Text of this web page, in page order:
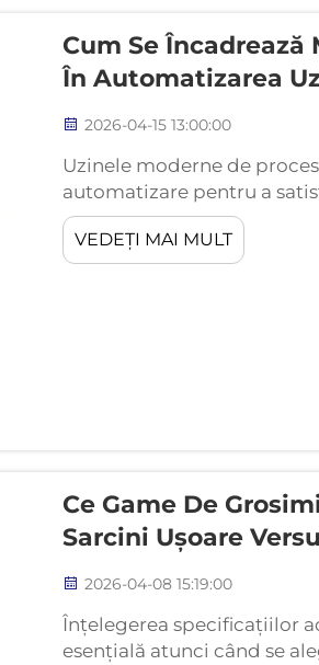
Cum Se
În Automatizarea
2026-04-15 13:00:00
Uzinele moderne de
automatizare pentru a
standarde stricte de
automate devin
rolul mănușilor pentru
VEDEȚI MAI MULT
Ce Game De
Sarcini Ușoare
2026-04-08 15:19:00
Înțelegerea specificațiilor
esențială atunci când se